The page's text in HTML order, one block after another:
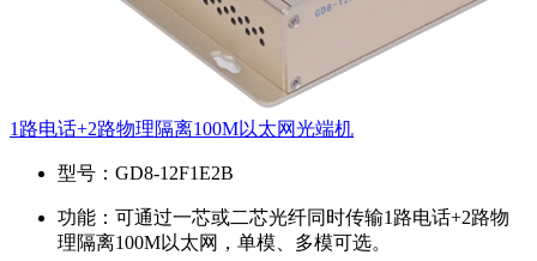
1路电话+2路物理隔离100M以太网光端机
型号： GD8-12F1E2B
功能： 可通过一芯或二芯光纤同时传输1路电话+2路物
理隔离100M以太网，单模、多模可选。